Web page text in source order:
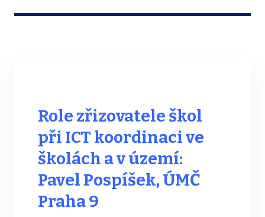
Role zřizovatele škol
při ICT koordinaci ve
školách a v území:
Pavel Pospíšek, ÚMČ
Praha 9